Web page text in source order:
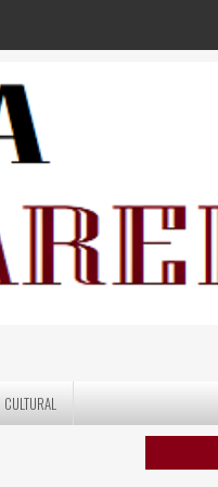
CULTURAL